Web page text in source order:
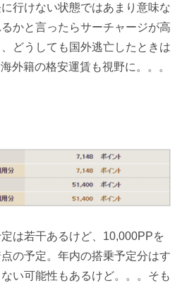
行けない状態ではあまり意味な
かと言ったらサーチャージが高
どうしても国外逃亡したときは
外籍の格安運賃も視野に。。。
は若干あるけど、10,000PPを
の予定。年内の搭乗予定分はす
い可能性もあるけど。。。そも